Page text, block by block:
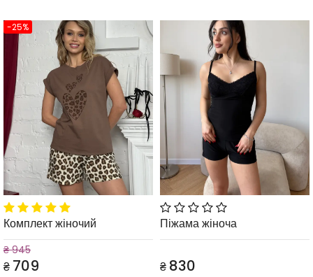
-25%
Комплект жіночий
₴ 945
₴ 709
Піжама жіноча
₴ 830